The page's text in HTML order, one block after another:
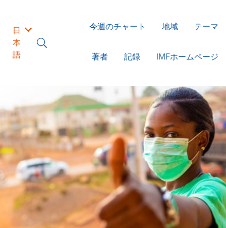
日
本
語
今週のチャート 地域 テーマ
著者 記録 IMFホームページ